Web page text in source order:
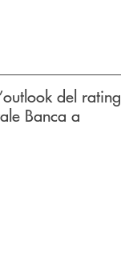
del rating
Banca a